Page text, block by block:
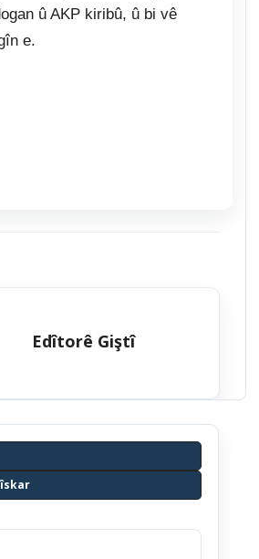
û AKP kiribû, û bi vê
e.
Edîtorê Giştî